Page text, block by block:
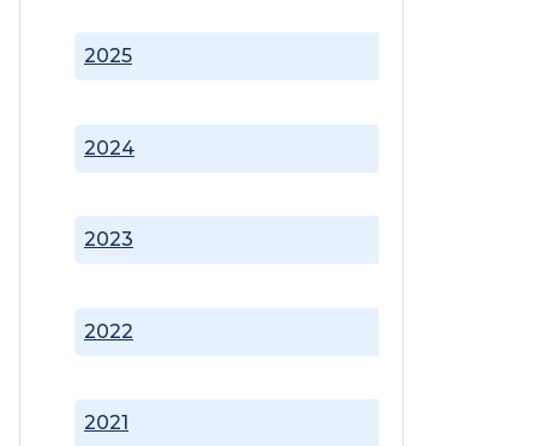
2021
2022
2023
2024
2025